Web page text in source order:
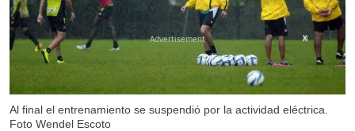
Al final el entrenamiento se suspendió por la actividad eléctrica.
Foto Wendel Escoto
X